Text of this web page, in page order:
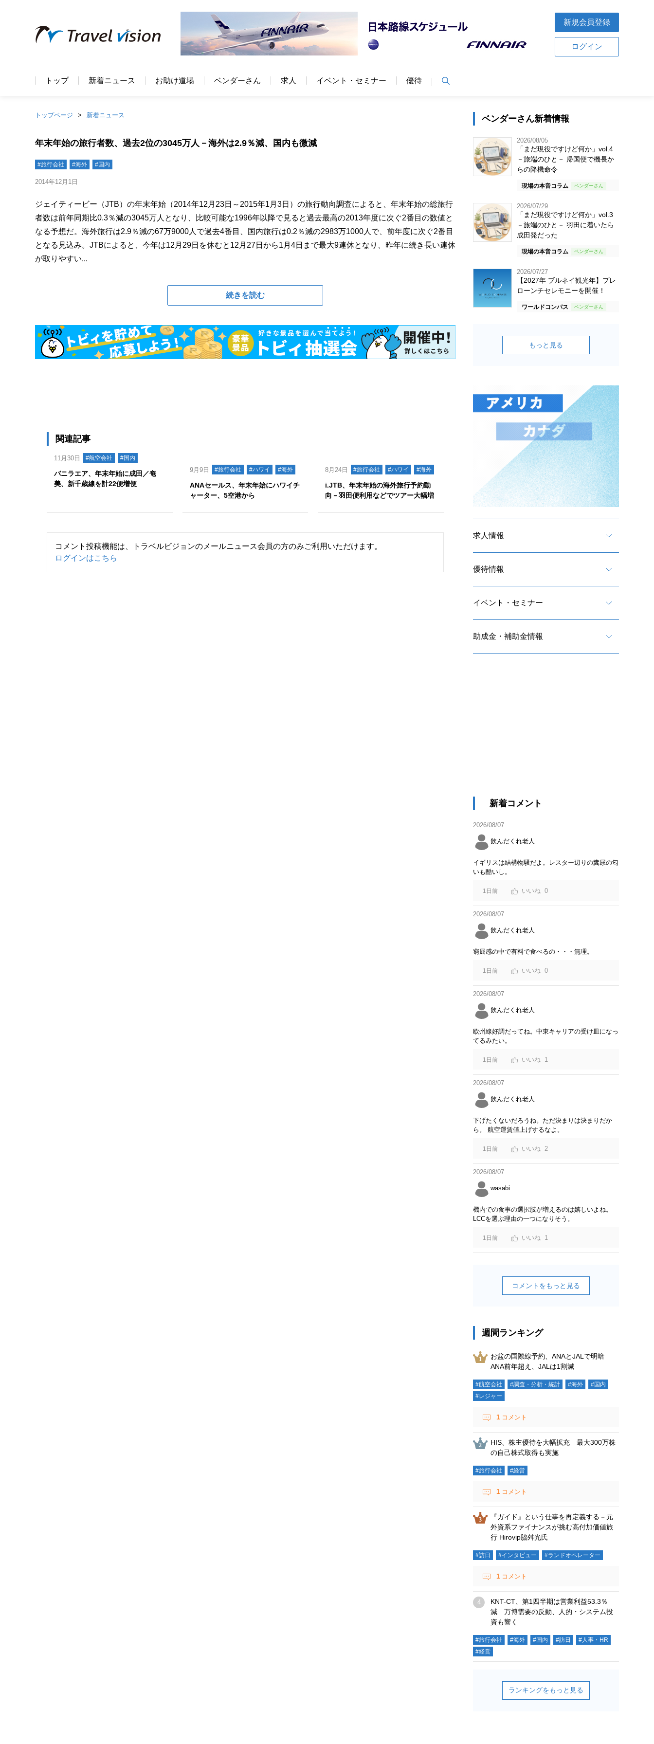
新規会員登録
ログイン
トップ 新着ニュース お助け道場 ベンダーさん 求人 イベント・セミナー 優待
トップページ 新着ニュース
年末年始の旅行者数、過去2位の3045万人－海外は2.9％減、国内も微減
#旅行会社 #海外 #国内
2014年12月1日
ジェイティービー（JTB）の年末年始（2014年12月23日～2015年1月3日）の旅行動向調査によると、年末年始の総旅行
者数は前年同期比0.3％減の3045万人となり、比較可能な1996年以降で見ると過去最高の2013年度に次ぐ2番目の数値と
なる予想だ。海外旅行は2.9％減の67万9000人で過去4番目、国内旅行は0.2％減の2983万1000人で、前年度に次ぐ2番目
となる見込み。JTBによると、今年は12月29日を休むと12月27日から1月4日まで最大9連休となり、昨年に続き長い連休
が取りやすい...
続きを読む
関連記事
11月30日 #航空会社 #国内
バニラエア、年末年始に成田／奄
美、新千歳線を計22便増便
9月9日 #旅行会社 #ハワイ #海外
ANAセールス、年末年始にハワイチ
ャーター、5空港から
8月24日 #旅行会社 #ハワイ #海外
i.JTB、年末年始の海外旅行予約動
向－羽田便利用などでツアー大幅増
コメント投稿機能は、トラベルビジョンのメールニュース会員の方のみご利用いただけます。
ログインはこちら
ベンダーさん新着情報
2026/08/05
「まだ現役ですけど何か」vol.4
－旅端のひと－ 帰国便で機長か
らの降機命令
現場の本音コラム
2026/07/29
「まだ現役ですけど何か」vol.3
－旅端のひと－ 羽田に着いたら
成田発だった
現場の本音コラム
2026/07/27
【2027年 ブルネイ観光年】プレ
ローンチセレモニーを開催！
ワールドコンパス
もっと見る
求人情報
優待情報
イベント・セミナー
助成金・補助金情報
新着コメント
2026/08/07
飲んだくれ老人
イギリスは結構物騒だよ。レスター辺りの糞尿の匂
いも酷いし。
1日前 0
2026/08/07
飲んだくれ老人
窮屈感の中で有料で食べるの・・・無理。
1日前 0
2026/08/07
飲んだくれ老人
欧州線好調だってね。中東キャリアの受け皿になっ
てるみたい。
1日前 1
2026/08/07
飲んだくれ老人
下げたくないだろうね。ただ決まりは決まりだか
ら。 航空運賃値上げするなよ。
1日前 2
2026/08/07
wasabi
機内での食事の選択肢が増えるのは嬉しいよね。
LCCを選ぶ理由の一つになりそう。
1日前 1
コメントをもっと見る
週間ランキング
お盆の国際線予約、ANAとJALで明暗
ANA前年超え、JALは1割減
#航空会社 #調査・分析・統計 #海外
#国内
#レジャー
1 コメント
HIS、株主優待を大幅拡充 最大300万株
の自己株式取得も実施
#旅行会社 #経営
1 コメント
『ガイド』という仕事を再定義する－元
外資系ファイナンスが挑む高付加価値旅
行 Hirovip脇舛光氏
#訪日 #インタビュー #ランドオペレーター
1 コメント
KNT-CT、第1四半期は営業利益53.3％
減 万博需要の反動、人的・システム投
資も響く
#旅行会社 #海外 #国内 #訪日
#人事・HR
#経営